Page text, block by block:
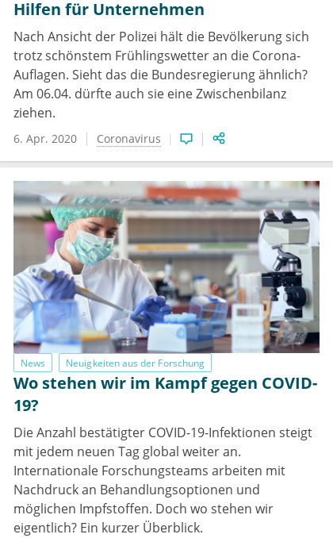
Hilfen für Unternehmen
Nach Ansicht der Polizei hält die Bevölkerung sich
trotz schönstem Frühlingswetter an die Corona-
Auflagen. Sieht das die Bundesregierung ähnlich?
Am 06.04. dürfte auch sie eine Zwischenbilanz
ziehen.
6. Apr. 2020 Coronavirus
News Neuigkeiten aus der Forschung
Wo stehen wir im Kampf gegen COVID-
19?
Die Anzahl bestätigter COVID-19-Infektionen steigt
mit jedem neuen Tag global weiter an.
Internationale Forschungsteams arbeiten mit
Nachdruck an Behandlungsoptionen und
möglichen Impfstoffen. Doch wo stehen wir
eigentlich? Ein kurzer Überblick.